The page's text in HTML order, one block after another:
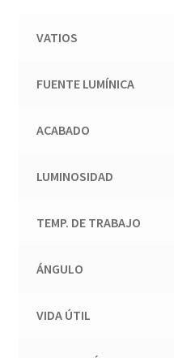
VATIOS
FUENTE LUMÍNICA
ACABADO
LUMINOSIDAD
TEMP. DE TRABAJO
ÁNGULO
VIDA ÚTIL